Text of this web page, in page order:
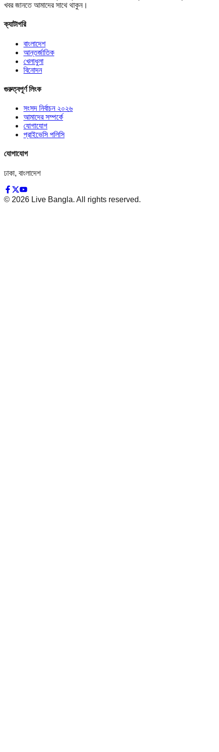
খবর জানতে আমাদের সাথে থাকুন।
ক্যাটাগরি
বাংলাদেশ
আন্তর্জাতিক
খেলাধুলা
বিনোদন
গুরুত্বপূর্ণ লিংক
সংসদ নির্বাচন ২০২৬
আমাদের সম্পর্কে
যোগাযোগ
প্রাইভেসি পলিসি
যোগাযোগ
ঢাকা, বাংলাদেশ
© 2026 Live Bangla. All rights reserved.